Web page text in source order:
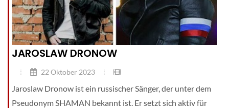
JAROSLAW DRONOW
22 Oktober 2023
Jaroslaw Dronow ist ein russischer Sänger, der unter dem
Pseudonym SHAMAN bekannt ist. Er setzt sich aktiv für